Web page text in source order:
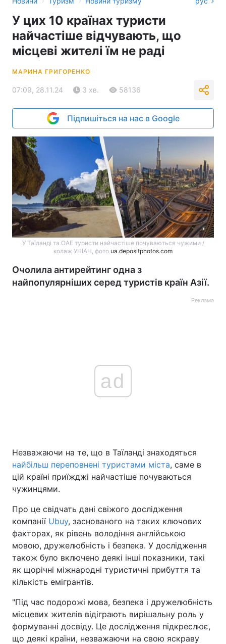
У цих 10 країнах туристи
найчастіше відчувають, що
місцеві жителі їм не раді
МАРИНА ГРИГОРЕНКО
07:09, 28.11.24 3 хв. 58136
Підпишіться на нас в Google
У Таїланді та ОАЕ туристи найчастіше почуваються чужими /
колаж УНІАН, фото ua.depositphotos.com
Очолила антирейтинг одна з
найпопулярніших серед туристів країн Азії.
Реклама
ad
Незважаючи на те, що в Таїланді знаходяться
найбільш переповнені туристами міста, саме в
цій країні приїжджі найчастіше почуваються
чужинцями.
Про це свідчать дані свіжого дослідження
компанії Ubuy, заснованого на таких ключових
факторах, як рівень володіння англійською
мовою, дружелюбність і безпека. У дослідження
також було включено деякі інші показники, такі
як щорічні міжнародні туристичні прибуття та
кількість емігрантів.
"Під час подорожі мова, безпека і дружелюбність
місцевих жителів відіграють вирішальну роль у
формуванні досвіду. Це дослідження підкреслює,
що деякі країни, незважаючи на свою яскраву